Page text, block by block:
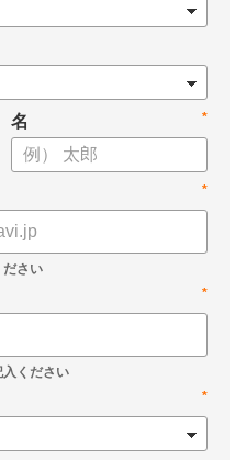
*
名
*
*
*